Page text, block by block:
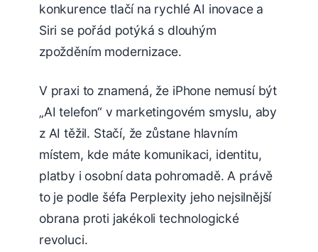
konkurence tlačí na rychlé AI inovace a
Siri se pořád potýká s dlouhým
zpožděním modernizace.
V praxi to znamená, že iPhone nemusí být
„AI telefon“ v marketingovém smyslu, aby
z AI těžil. Stačí, že zůstane hlavním
místem, kde máte komunikaci, identitu,
platby i osobní data pohromadě. A právě
to je podle šéfa Perplexity jeho nejsilnější
obrana proti jakékoli technologické
revoluci.